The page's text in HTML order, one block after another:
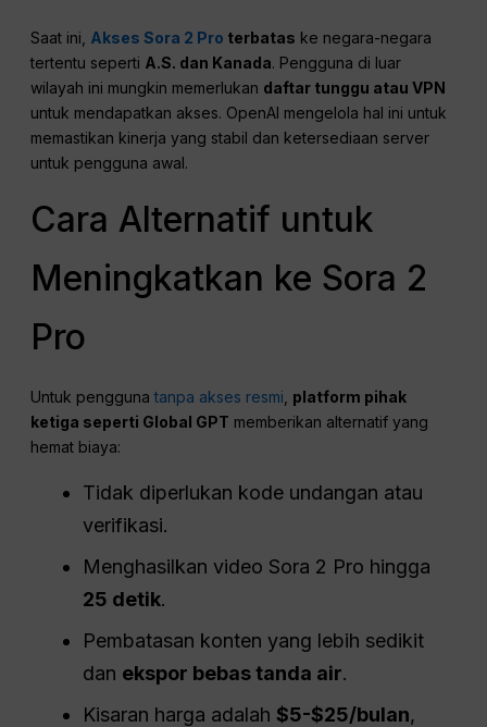
Saat ini, Akses Sora 2 Pro terbatas ke negara-negara
tertentu seperti A.S. dan Kanada. Pengguna di luar
wilayah ini mungkin memerlukan daftar tunggu atau VPN
untuk mendapatkan akses. OpenAI mengelola hal ini untuk
memastikan kinerja yang stabil dan ketersediaan server
untuk pengguna awal.
Cara Alternatif untuk
Meningkatkan ke Sora 2
Pro
Untuk penggunatanpa akses resmi platform pihak
ketiga seperti Global GPT memberikan alternatif yang
hemat biaya:
Tidak diperlukan kode undangan atau
verifikasi.
Menghasilkan video Sora 2 Pro hingga
25 detik.
Pembatasan konten yang lebih sedikit
dan ekspor bebas tanda air.
Kisaran harga adalah$5-$25/bulan,